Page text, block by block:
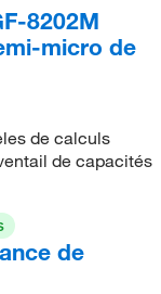
8202M
micro de
de calculs
de capacités
de